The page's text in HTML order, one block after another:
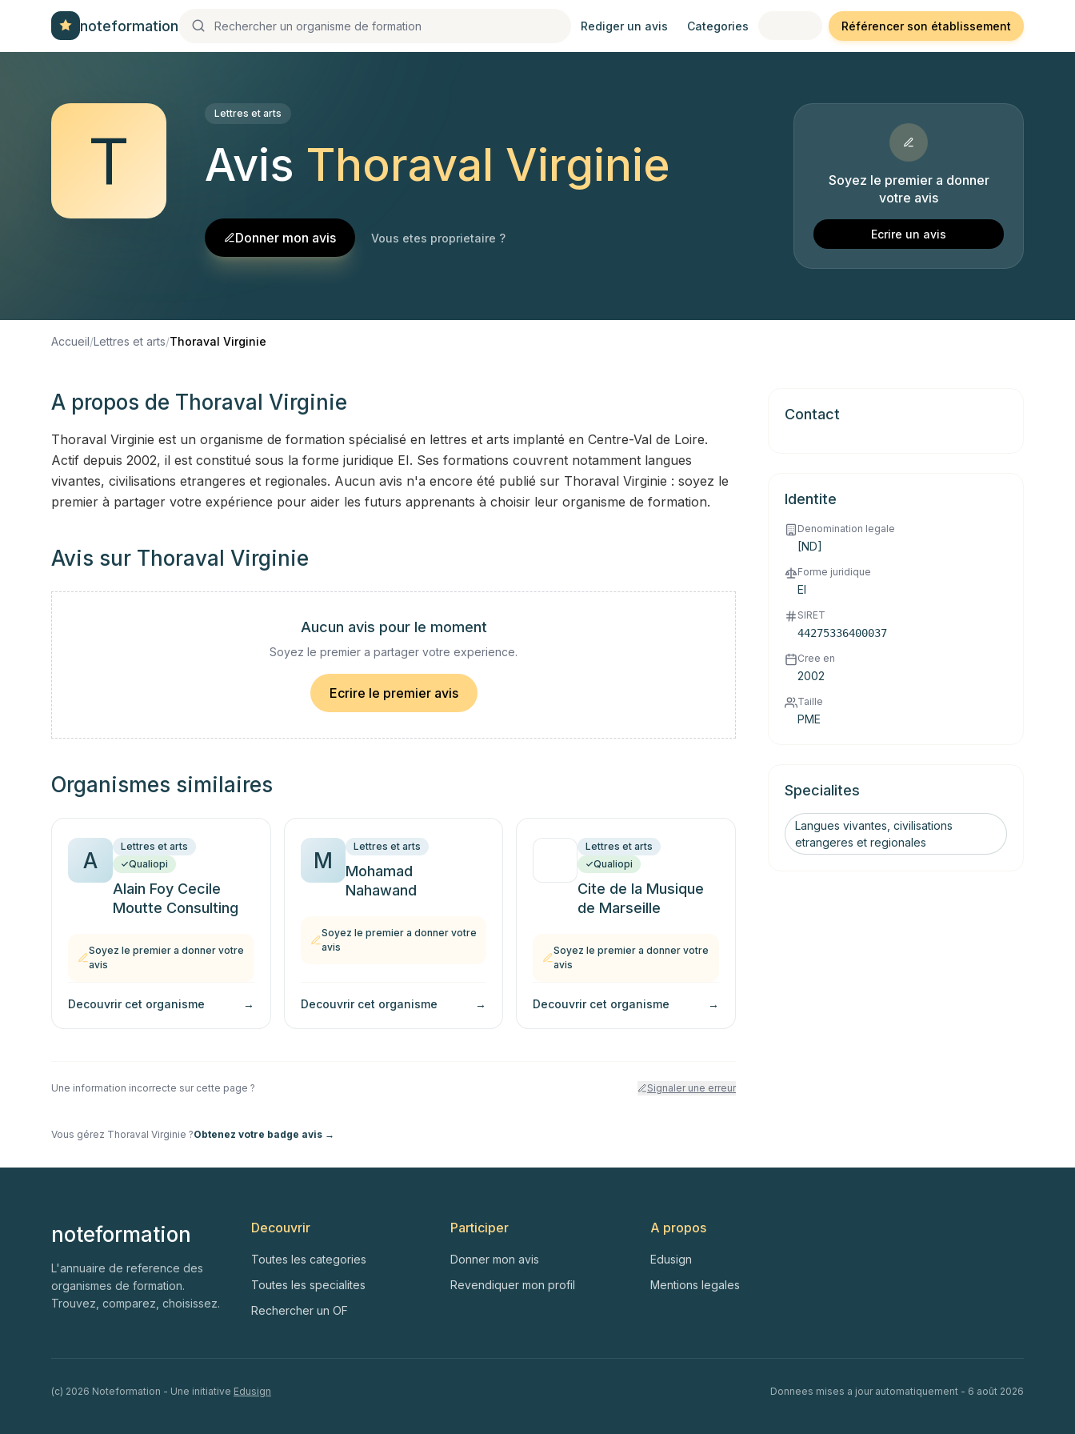
noteformation Rediger un avis Categories Référencer son établissement
T
Lettres et arts
Avis Thoraval Virginie
Donner mon avis Vous etes proprietaire ?
Soyez le premier a donner
votre avis
Ecrire un avis
Accueil/Lettres et arts/Thoraval Virginie
A propos de Thoraval Virginie
Thoraval Virginie est un organisme de formation spécialisé en lettres et arts implanté en Centre-Val de Loire.
Actif depuis 2002, il est constitué sous la forme juridique EI. Ses formations couvrent notamment langues
vivantes, civilisations etrangeres et regionales. Aucun avis n'a encore été publié sur Thoraval Virginie : soyez le
premier à partager votre expérience pour aider les futurs apprenants à choisir leur organisme de formation.
Avis sur Thoraval Virginie
Aucun avis pour le moment
Soyez le premier a partager votre experience.
Ecrire le premier avis
Organismes similaires
A
Lettres et arts
Qualiopi
Alain Foy Cecile
Moutte Consulting
Soyez le premier a donner votre
avis
Decouvrir cet organisme →
M
Lettres et arts
Mohamad
Nahawand
Soyez le premier a donner votre
avis
Decouvrir cet organisme →
Lettres et arts
Qualiopi
Cite de la Musique
de Marseille
Soyez le premier a donner votre
avis
Decouvrir cet organisme →
Une information incorrecte sur cette page ? Signaler une erreur
Vous gérez Thoraval Virginie ?Obtenez votre badge avis →
Contact
Identite
Denomination legale
[ND]
Forme juridique
EI
SIRET
44275336400037
Cree en
2002
Taille
PME
Specialites
Langues vivantes, civilisations
etrangeres et regionales
noteformation
L'annuaire de reference des
organismes de formation.
Trouvez, comparez, choisissez.
Decouvrir
Toutes les categories
Toutes les specialites
Rechercher un OF
Participer
Donner mon avis
Revendiquer mon profil
A propos
Edusign
Mentions legales
(c) 2026 Noteformation - Une initiative Edusign Donnees mises a jour automatiquement - 6 août 2026